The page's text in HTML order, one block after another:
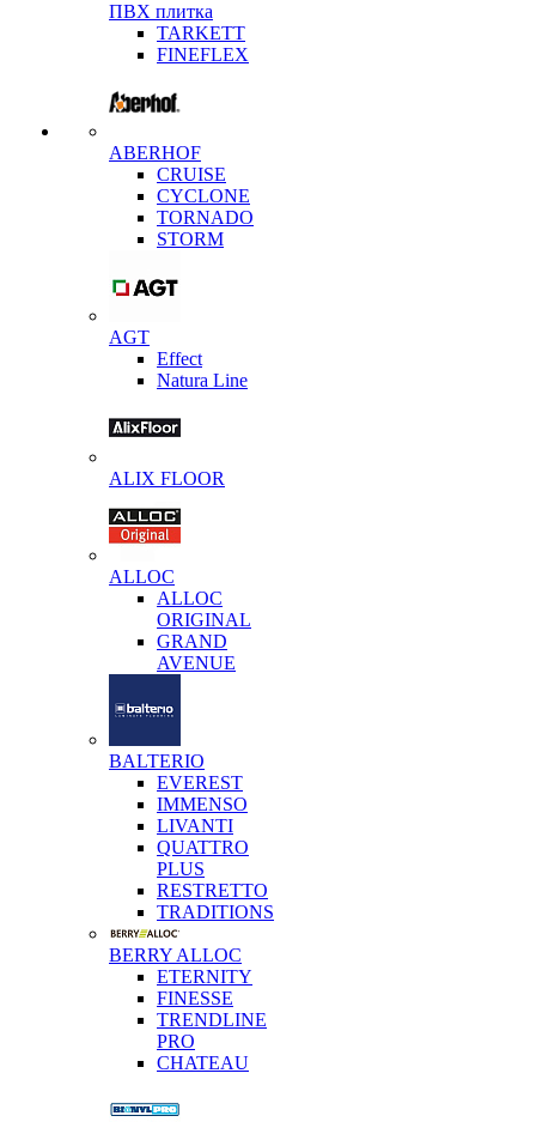
ПВХ плитка
TARKETT
FINEFLEX
ABERHOF
CRUISE
CYCLONE
TORNADO
STORM
AGT
Effect
Natura Line
ALIX FLOOR
ALLOC
ALLOC
ORIGINAL
GRAND
AVENUE
BALTERIO
EVEREST
IMMENSO
LIVANTI
QUATTRO
PLUS
RESTRETTO
TRADITIONS
BERRY ALLOC
ETERNITY
FINESSE
TRENDLINE
PRO
CHATEAU